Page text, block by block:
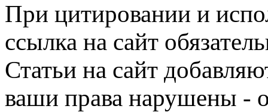
При цитировании и
ссылка на сайт
Статьи на сайт
ваши права нарушены -